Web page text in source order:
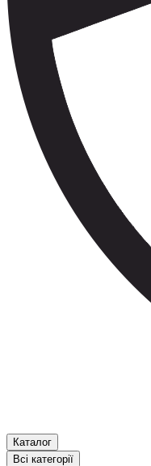
Каталог
Всі категорії